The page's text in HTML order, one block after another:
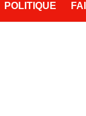
POLITIQUE